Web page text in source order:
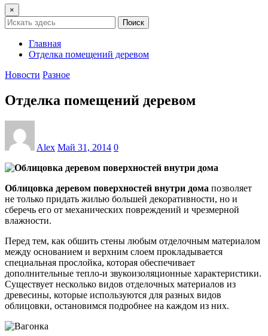
×
Поиск
Главная
Отделка помещений деревом
Новости Разное
Отделка помещений деревом
Alex Май 31, 2014 0
Облицовка деревом поверхностей внутри дома позволяет
не только придать жилью большей декоративности, но и
сберечь его от механических повреждений и чрезмерной
влажности.
Перед тем, как обшить стены любым отделочным материалом
между основанием и верхним слоем прокладывается
специальная прослойка, которая обеспечивает
дополнительные тепло-и звукоизоляционные характеристики.
Существует несколько видов отделочных материалов из
древесины, которые используются для разных видов
облицовки, остановимся подробнее на каждом из них.